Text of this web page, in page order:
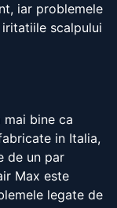
iar problemele
scalpului
bine ca
in Italia,
de un par
Max este
legate de